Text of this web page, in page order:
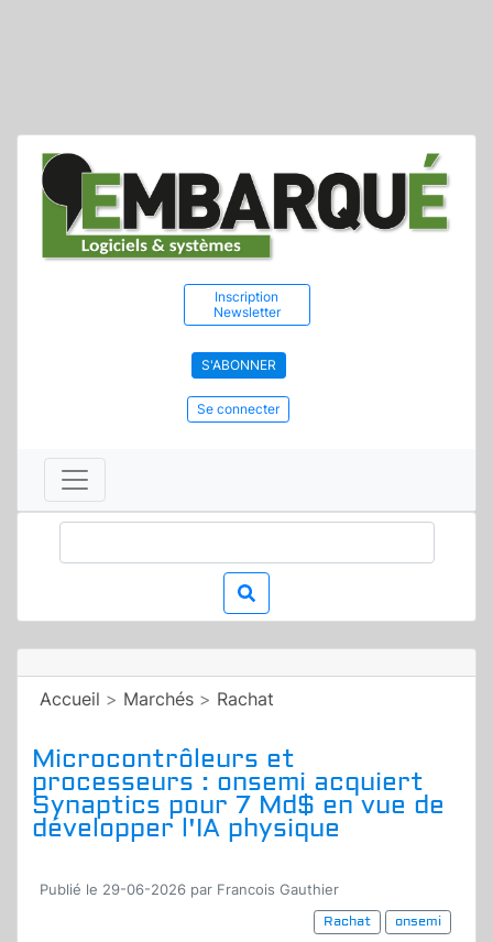
Inscription
Newsletter
S'ABONNER
Se connecter
Accueil > Marchés > Rachat
Microcontrôleurs et
processeurs : onsemi acquiert
Synaptics pour 7 Md$ en vue de
développer l'IA physique
Publié le 29-06-2026 par Francois Gauthier
Rachat
onsemi